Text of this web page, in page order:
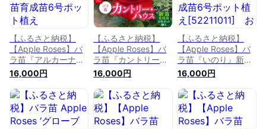
【ふるさと納税】
【Apple Roses】バ
ラ苗『アルカーナ』
新苗育成苗6号ポッ
ト植え[52210684]
苗木 薔薇 フラワー
お届け：2025年7
月1日～2025年11月
30日まで
16,000円
【ふるさと納税】
【Apple Roses】バ
ラ苗『カントリー・
ハウス』新苗育成苗
6号ポット植え
HNNH029
16,000円
【ふるさと納税】
【Apple Roses】バ
ラ苗『いのり』新苗
育成苗6号ポット植
え[52211011] お届
け：2025年6月1日
から2025年10月31
日
16,000円